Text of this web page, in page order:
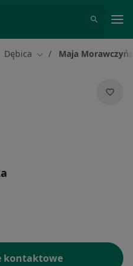
Dębica Zmień miasto
Maja
kontaktowe